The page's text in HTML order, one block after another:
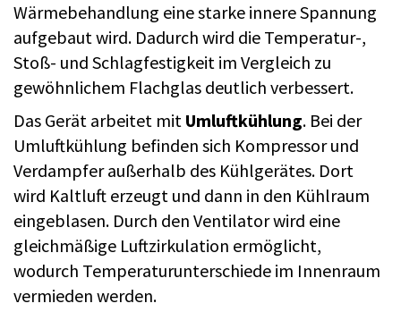
Wärmebehandlung eine starke innere Spannung
aufgebaut wird. Dadurch wird die Temperatur-,
Stoß- und Schlagfestigkeit im Vergleich zu
gewöhnlichem Flachglas deutlich verbessert.
Das Gerät arbeitet mit Umluftkühlung. Bei der
Umluftkühlung befinden sich Kompressor und
Verdampfer außerhalb des Kühlgerätes. Dort
wird Kaltluft erzeugt und dann in den Kühlraum
eingeblasen. Durch den Ventilator wird eine
gleichmäßige Luftzirkulation ermöglicht,
wodurch Temperaturunterschiede im Innenraum
vermieden werden.